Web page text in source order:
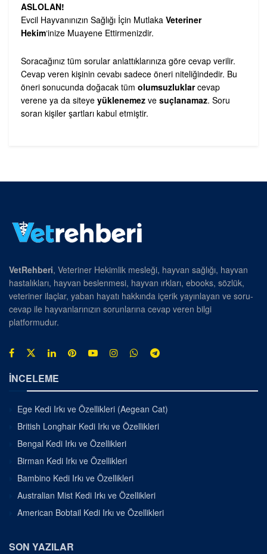
ASLOLAN!
Evcil Hayvanınızın Sağlığı İçin Mutlaka Veteriner
Hekim‘inize Muayene Ettirmenizdir.
Soracağınız tüm sorular anlattıklarınıza göre cevap verilir.
Cevap veren kişinin cevabı sadece öneri niteliğindedir. Bu
öneri sonucunda doğacak tüm olumsuzluklarcevap
verene ya da siteye yüklenemez ve suçlanamaz. Soru
soran kişiler şartları kabul etmiştir.
VetRehberi, Veteriner Hekimlik mesleği, hayvan sağlığı, hayvan
hastalıkları, hayvan beslenmesi, hayvan ırkları, ebooks, sözlük,
veteriner ilaçlar, yaban hayatı hakkında içerik yayınlayan ve soru-
cevap ile hayvanlarınızın sorunlarına cevap veren bilgi
platformudur.
İNCELEME
Ege Kedi Irkı ve Özellikleri (Aegean Cat)
British Longhair Kedi Irkı ve Özellikleri
Bengal Kedi Irkı ve Özellikleri
Birman Kedi Irkı ve Özellikleri
Bambino Kedi Irkı ve Özellikleri
Australian Mist Kedi Irkı ve Özellikleri
American Bobtail Kedi Irkı ve Özellikleri
SON YAZILAR